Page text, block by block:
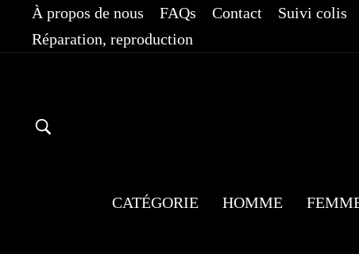
Passer
contenu
À propos de nous FAQs Contact Suivi colis
Réparation, reproduction
CATÉGORIE HOMME